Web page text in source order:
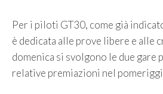
Per i piloti GT30, come già
è dedicata alle prove libere e alle
domenica si svolgono le due gare
relative premiazioni nel